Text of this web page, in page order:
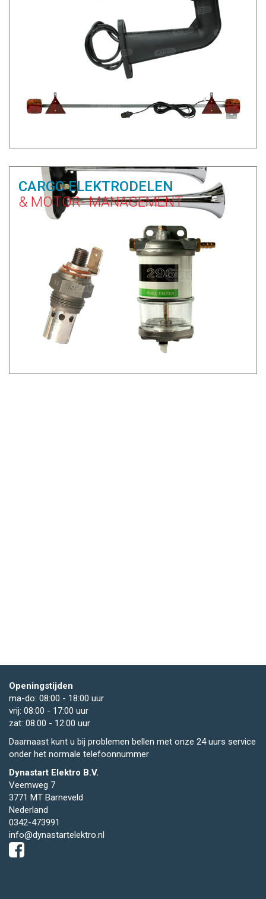
CARGO ELEKTRODELEN
& MOTOR- MANAGEMENT
Openingstijden
ma-do: 08:00 - 18:00 uur
vrij: 08:00 - 17:00 uur
zat: 08:00 - 12:00 uur
Daarnaast kunt u bij problemen bellen met onze 24 uurs service
onder het normale telefoonnummer
Dynastart Elektro B.V.
Veemweg 7
3771 MT Barneveld
Nederland
0342-473991
info@dynastartelektro.nl